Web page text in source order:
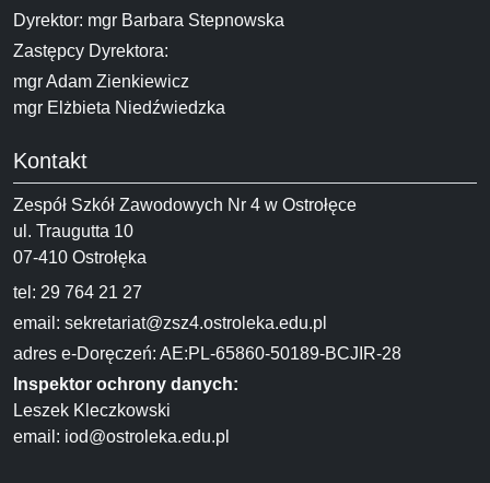
Dyrektor: mgr Barbara Stepnowska
Zastępcy Dyrektora:
mgr Adam Zienkiewicz
mgr Elżbieta Niedźwiedzka
Kontakt
Zespół Szkół Zawodowych Nr 4 w Ostrołęce
ul. Traugutta 10
07-410 Ostrołęka
tel: 29 764 21 27
email: sekretariat@zsz4.ostroleka.edu.pl
adres e-Doręczeń: AE:PL-65860-50189-BCJIR-28
Inspektor ochrony danych:
Leszek Kleczkowski
email: iod@ostroleka.edu.pl